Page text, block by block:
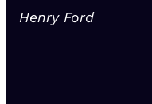
Henry Ford